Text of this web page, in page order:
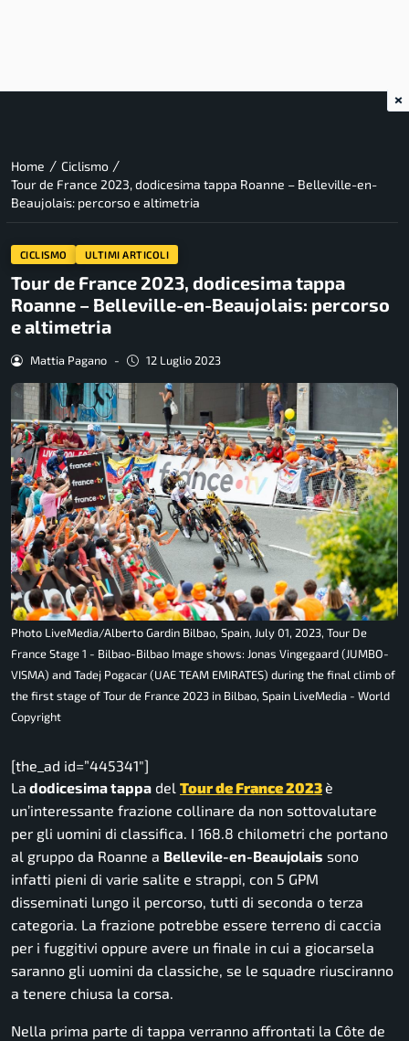
Home / Ciclismo /
Tour de France 2023, dodicesima tappa Roanne – Belleville-en-
Beaujolais: percorso e altimetria
CICLISMO ULTIMI ARTICOLI
Tour de France 2023, dodicesima tappa
Roanne – Belleville-en-Beaujolais: percorso
e altimetria
Mattia Pagano - 12 Luglio 2023
Photo LiveMedia/Alberto Gardin Bilbao, Spain, July 01, 2023, Tour De
France Stage 1 - Bilbao-Bilbao Image shows: Jonas Vingegaard (JUMBO-
VISMA) and Tadej Pogacar (UAE TEAM EMIRATES) during the final climb of
the first stage of Tour de France 2023 in Bilbao, Spain LiveMedia - World
Copyright
[the_ad id=”445341″]
La dodicesima tappa del Tour de France 2023è
un’interessante frazione collinare da non sottovalutare
per gli uomini di classifica. I 168.8 chilometri che portano
al gruppo da Roanne a Bellevile-en-Beaujolais sono
infatti pieni di varie salite e strappi, con 5 GPM
disseminati lungo il percorso, tutti di seconda o terza
categoria. La frazione potrebbe essere terreno di caccia
per i fuggitivi oppure avere un finale in cui a giocarsela
saranno gli uomini da classiche, se le squadre riusciranno
a tenere chiusa la corsa.
Nella prima parte di tappa verranno affrontati la Côte de
×